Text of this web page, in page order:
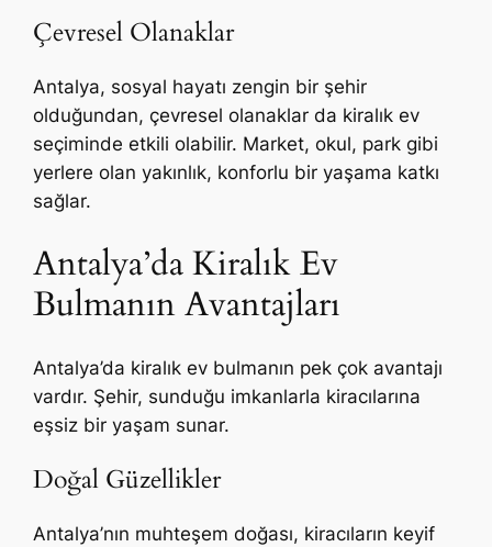
Çevresel Olanaklar
Antalya, sosyal hayatı zengin bir şehir
olduğundan, çevresel olanaklar da kiralık ev
seçiminde etkili olabilir. Market, okul, park gibi
yerlere olan yakınlık, konforlu bir yaşama katkı
sağlar.
Antalya’da Kiralık Ev
Bulmanın Avantajları
Antalya’da kiralık ev bulmanın pek çok avantajı
vardır. Şehir, sunduğu imkanlarla kiracılarına
eşsiz bir yaşam sunar.
Doğal Güzellikler
Antalya’nın muhteşem doğası, kiracıların keyif